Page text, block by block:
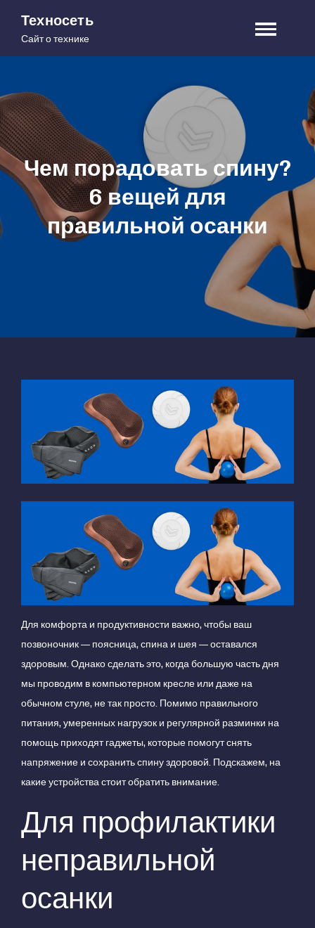
Техносеть
Сайт о технике
Чем порадовать спину?
6 вещей для
правильной осанки
Для комфорта и продуктивности важно, чтобы ваш
позвоночник — поясница, спина и шея — оставался
здоровым. Однако сделать это, когда большую часть дня
мы проводим в компьютерном кресле или даже на
обычном стуле, не так просто. Помимо правильного
питания, умеренных нагрузок и регулярной разминки на
помощь приходят гаджеты, которые помогут снять
напряжение и сохранить спину здоровой. Подскажем, на
какие устройства стоит обратить внимание.
Для профилактики
неправильной
осанки